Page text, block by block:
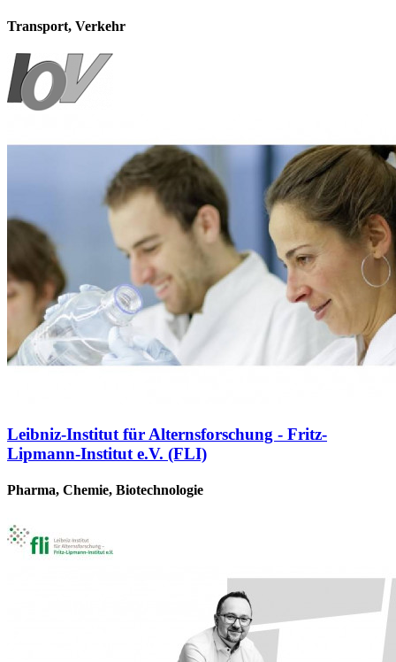
Transport, Verkehr
Leibniz-Institut für Alternsforschung - Fritz-
Lipmann-Institut e.V. (FLI)
Pharma, Chemie, Biotechnologie